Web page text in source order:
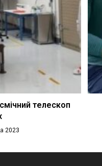
телескоп
2023